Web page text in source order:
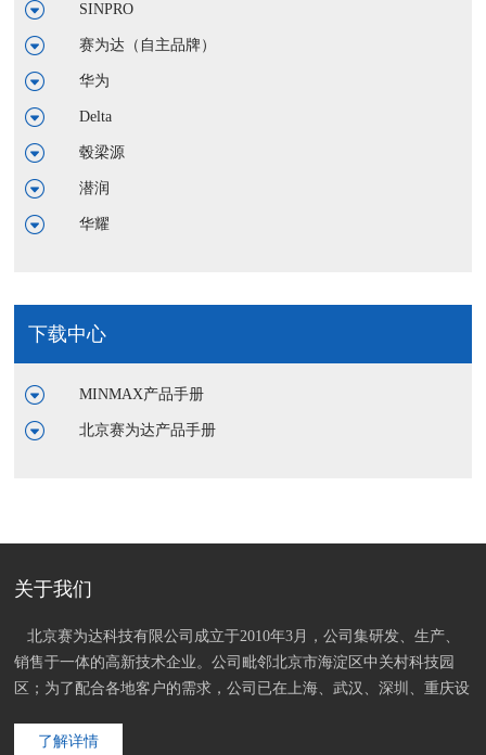
SINPRO
赛为达（自主品牌）
华为
Delta
毂梁源
潜润
华耀
下载中心
MINMAX产品手册
北京赛为达产品手册
关于我们
   北京赛为达科技有限公司成立于2010年3月，公司集研发、生产、
销售于一体的高新技术企业。公司毗邻北京市海淀区中关村科技园
区；为了配合各地客户的需求，公司已在上海、武汉、深圳、重庆设
了解详情